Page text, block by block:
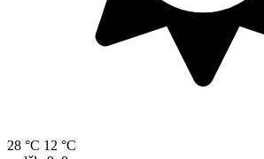
28 °C 12 °C